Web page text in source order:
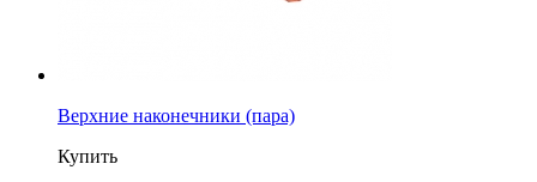
Верхние наконечники (пара)
Купить